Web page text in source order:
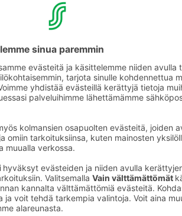
Solo Sokos
Solo Sokos Hotel